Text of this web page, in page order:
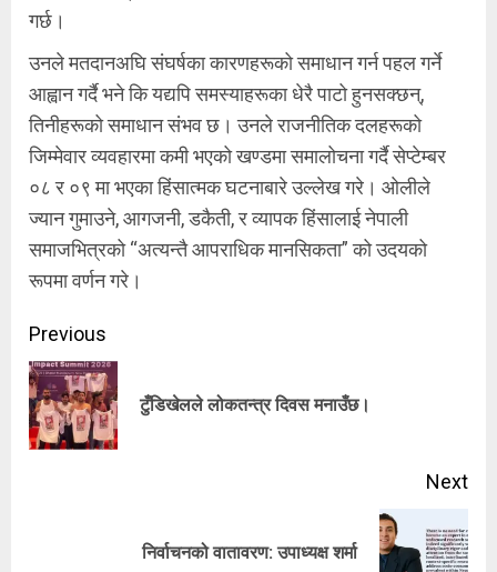
गर्छ।
उनले मतदानअघि संघर्षका कारणहरूको समाधान गर्न पहल गर्ने
आह्वान गर्दै भने कि यद्यपि समस्याहरूका धेरै पाटो हुनसक्छन्,
तिनीहरूको समाधान संभव छ। उनले राजनीतिक दलहरूको
जिम्मेवार व्यवहारमा कमी भएको खण्डमा समालोचना गर्दै सेप्टेम्बर
०८ र ०९ मा भएका हिंसात्मक घटनाबारे उल्लेख गरे। ओलीले
ज्यान गुमाउने, आगजनी, डकैती, र व्यापक हिंसालाई नेपाली
समाजभित्रको “अत्यन्तै आपराधिक मानसिकता” को उदयको
रूपमा वर्णन गरे।
Continue
Reading
Previous
टुँडिखेलले लोकतन्त्र दिवस मनाउँछ।
Next
निर्वाचनको वातावरण: उपाध्यक्ष शर्मा